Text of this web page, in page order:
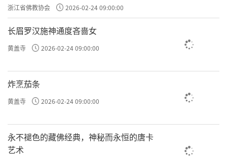
浙江省佛教协会 2026-02-24 09:00:00
长眉罗汉施神通度吝啬女
黄盖寺 2026-02-24 09:00:00
炸烹茄条
黄盖寺 2026-02-24 09:00:00
永不褪色的藏佛经典，神秘而永恒的唐卡
艺术